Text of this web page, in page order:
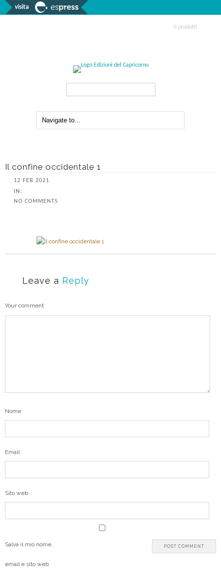
visita
0 prodotti
Il confine occidentale 1
12 FEB 2021
IN:
NO COMMENTS
Leave a Reply
Your comment
Nome
Email
Sito web
Salva il mio nome,
email e sito web